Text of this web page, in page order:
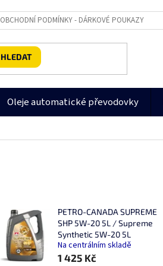
OBCHODNÍ PODMÍNKY - DÁRKOVÉ POUKAZY
HLEDAT
Oleje automatické převodovky
PETRO-CANADA SUPREME
SHP 5W-20 5L / Supreme
Synthetic 5W-20 5L
Na centrálním skladě
1 425 Kč